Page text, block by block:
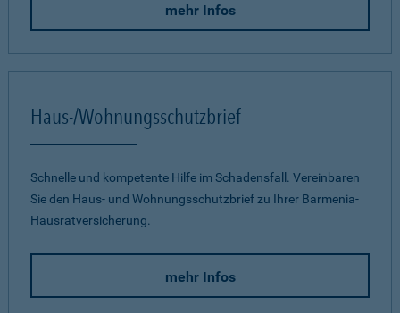
mehr Infos
Haus-/Wohnungsschutzbrief
Schnelle und kompetente Hilfe im Schadensfall. Vereinbaren
Sie den Haus- und Wohnungsschutzbrief zu Ihrer Barmenia-
Hausratversicherung.
mehr Infos